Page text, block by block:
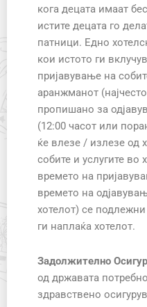
кога децата имаат
истите децата го
патници. Едно
кои истото ги
пријавување на
аранжманот
пропишано за
(12:00 часот или
ќе влезе / излезе од
собите и услугите во
времето на
времето на
хотелот) се
ги наплаќа хотелот.
Задолжително
од државата
здравствено